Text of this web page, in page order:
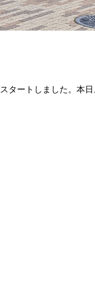
タートしました。